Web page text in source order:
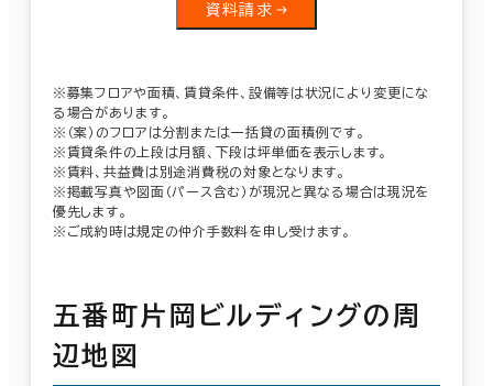
資料請求
※募集フロアや面積、賃貸条件、設備等は状況により変更にな
る場合があります。
※（案）のフロアは分割または一括貸の面積例です。
※賃貸条件の上段は月額、下段は坪単価を表示します。
※賃料、共益費は別途消費税の対象となります。
※掲載写真や図面（パース含む）が現況と異なる場合は現況を
優先します。
※ご成約時は規定の仲介手数料を申し受けます。
五番町片岡ビルディングの周
辺地図